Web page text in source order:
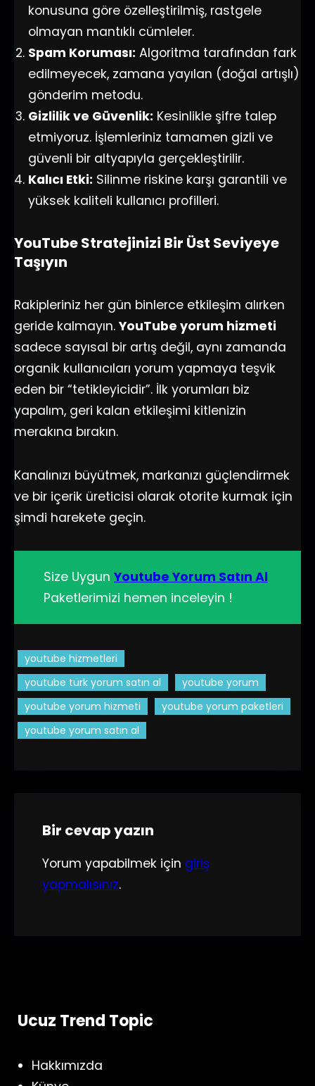
konusuna göre özelleştirilmiş, rastgele
olmayan mantıklı cümleler.
Spam Koruması: Algoritma tarafından fark
edilmeyecek, zamana yayılan (doğal artışlı)
gönderim metodu.
Gizlilik ve Güvenlik: Kesinlikle şifre talep
etmiyoruz. İşlemleriniz tamamen gizli ve
güvenli bir altyapıyla gerçekleştirilir.
Kalıcı Etki: Silinme riskine karşı garantili ve
yüksek kaliteli kullanıcı profilleri.
YouTube Stratejinizi Bir Üst Seviyeye
Taşıyın
Rakipleriniz her gün binlerce etkileşim alırken
geride kalmayın. YouTube yorum hizmeti
sadece sayısal bir artış değil, aynı zamanda
organik kullanıcıları yorum yapmaya teşvik
eden bir “tetikleyicidir”. İlk yorumları biz
yapalım, geri kalan etkileşimi kitlenizin
merakına bırakın.
Kanalınızı büyütmek, markanızı güçlendirmek
ve bir içerik üreticisi olarak otorite kurmak için
şimdi harekete geçin.
Size Uygun Youtube Yorum Satın Al
Paketlerimizi hemen inceleyin !
youtube hizmetleri
youtube türk yorum satın al
youtube yorum
youtube yorum hizmeti
youtube yorum paketleri
youtube yorum satın al
Bir cevap yazın
Yorum yapabilmek için giriş
yapmalısınız.
Ucuz Trend Topic
Hakkımızda